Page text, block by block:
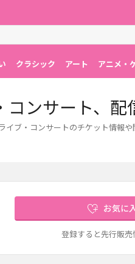
クラシック アート アニメ・
コンサート、配
ブ・コンサートのチケット情報
お気に
登録すると先行販